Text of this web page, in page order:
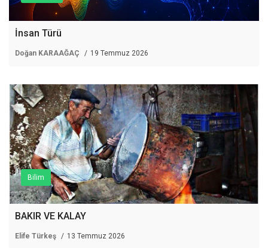
İnsan Türü
Doğan KARAAĞAÇ 19 Temmuz 2026
Bilim
BAKIR VE KALAY
Elife Türkeş 13 Temmuz 2026